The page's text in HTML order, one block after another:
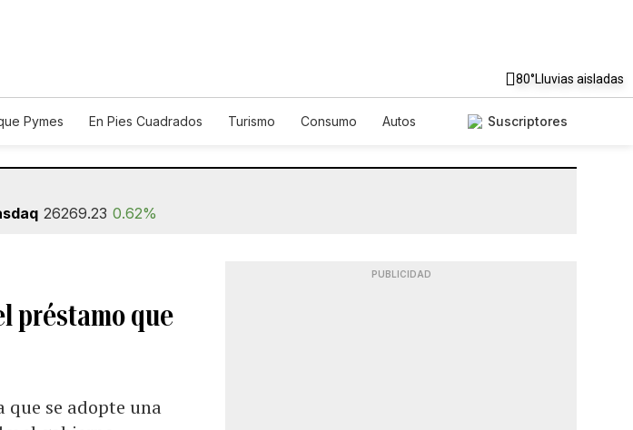
80°Lluvias aisladas
Pymes En Pies Cuadrados Turismo Consumo
Autos
Suscriptores
26269.23 0.62%
préstamo que
que se adopte una
PUBLICIDAD